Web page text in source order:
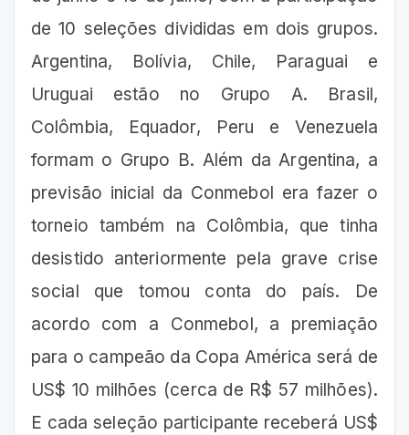
de 10 seleções divididas em dois grupos.
Argentina, Bolívia, Chile, Paraguai e
Uruguai estão no Grupo A. Brasil,
Colômbia, Equador, Peru e Venezuela
formam o Grupo B. Além da Argentina, a
previsão inicial da Conmebol era fazer o
torneio também na Colômbia, que tinha
desistido anteriormente pela grave crise
social que tomou conta do país. De
acordo com a Conmebol, a premiação
para o campeão da Copa América será de
US$ 10 milhões (cerca de R$ 57 milhões).
E cada seleção participante receberá US$